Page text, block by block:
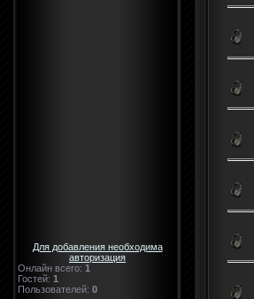
Для добавления необходима
авторизация
Онлайн всего: 1
Гостей: 1
Пользователей: 0